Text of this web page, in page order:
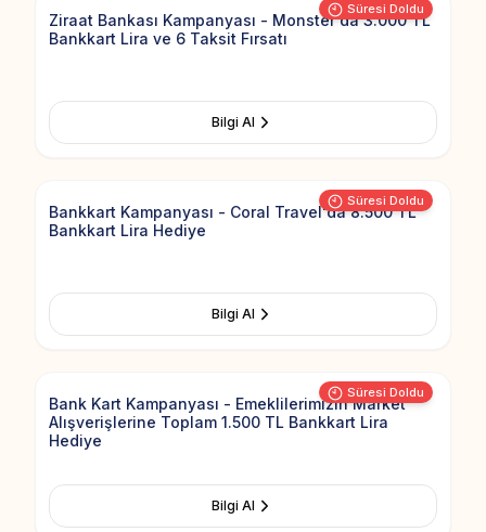
Süresi Doldu
Ziraat Bankası Kampanyası - Monster'da 3.000 TL
Bankkart Lira ve 6 Taksit Fırsatı
Bilgi Al
Süresi Doldu
Add to
Bankkart Kampanyası - Coral Travel'da 8.500 TL
Bankkart Lira Hediye
Bilgi Al
Süresi Doldu
Add to
Bank Kart Kampanyası - Emeklilerimizin Market
Alışverişlerine Toplam 1.500 TL Bankkart Lira
Hediye
Bilgi Al